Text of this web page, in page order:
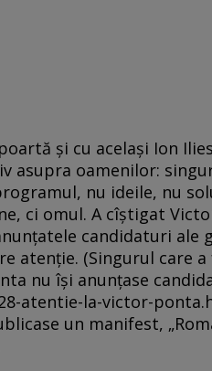
şi cu acelaşi Ion
asupra oamenilor:
nu ideile, nu
ci omul. A cîştigat
candidaturi ale
atenţie. (Singurul care
nu îşi anunţase
atentie-la-victor-
un manifest,